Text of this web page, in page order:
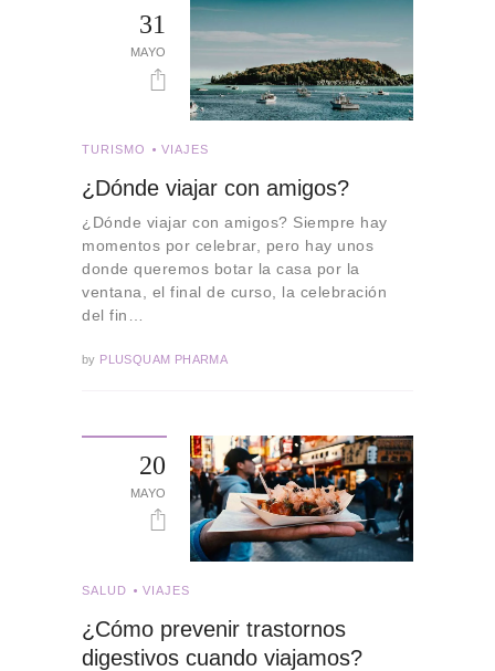
31
MAYO
TURISMO VIAJES
¿Dónde viajar con amigos?
¿Dónde viajar con amigos? Siempre hay
momentos por celebrar, pero hay unos
donde queremos botar la casa por la
ventana, el final de curso, la celebración
del fin…
by PLUSQUAM PHARMA
20
MAYO
SALUD VIAJES
¿Cómo prevenir trastornos
digestivos cuando viajamos?